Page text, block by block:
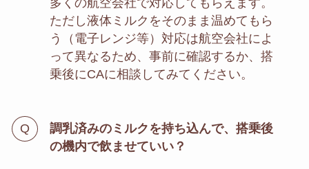
ただし液体ミルクをそのまま温めてもら
う（電子レンジ等）対応は航空会社によ
って異なるため、事前に確認するか、搭
乗後にCAに相談してみてください。
調乳済みのミルクを持ち込んで、搭乗後
の機内で飲ませていい？